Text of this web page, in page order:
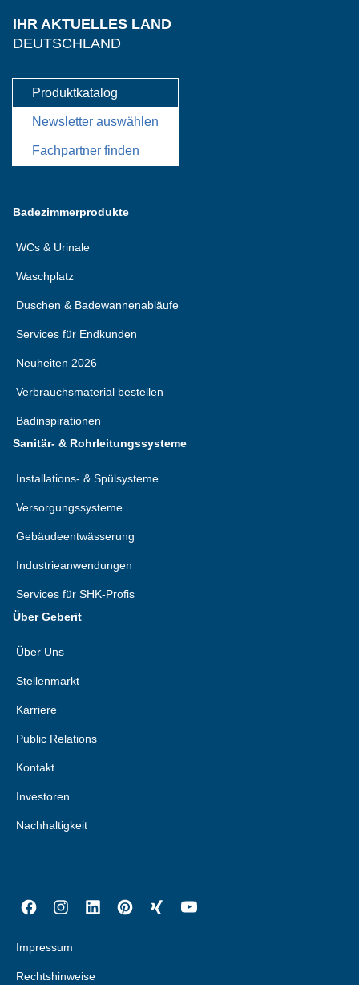
IHR AKTUELLES LAND
DEUTSCHLAND
Produktkatalog
Newsletter auswählen
Fachpartner finden
Badezimmerprodukte
WCs & Urinale
Waschplatz
Duschen & Badewannenabläufe
Services für Endkunden
Neuheiten 2026
Verbrauchsmaterial bestellen
Badinspirationen
Sanitär- & Rohrleitungssysteme
Installations- & Spülsysteme
Versorgungssysteme
Gebäudeentwässerung
Industrieanwendungen
Services für SHK-Profis
Über Geberit
Über Uns
Stellenmarkt
Karriere
Public Relations
Kontakt
Investoren
Nachhaltigkeit
Impressum
Rechtshinweise